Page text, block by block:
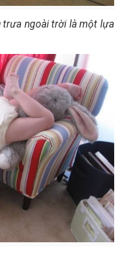
trưa ngoài trời là một lựa